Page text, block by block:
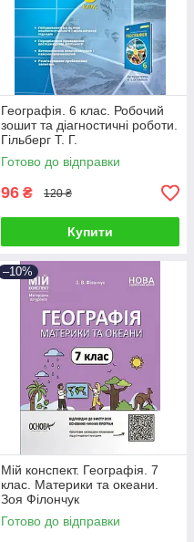
Географія. 6 клас. Робочий
зошит та діагностичні роботи.
Гільберг Т. Г.
Готово до відправки
96 ₴ 120 ₴
Купити
–10%
Мій конспект. Географія. 7
клас. Материки та океани.
Зоя Філончук
Готово до відправки